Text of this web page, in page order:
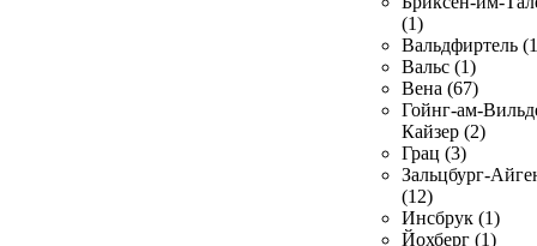
(1)
Вальдфиртель
Вальс (1)
Вена (67)
Гойнг-ам-
Кайзер (2)
Грац (3)
Зальцбург-
(12)
Инсбрук (1)
Йохберг (1)